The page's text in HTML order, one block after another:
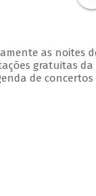
as noites
gratuitas da
de concertos